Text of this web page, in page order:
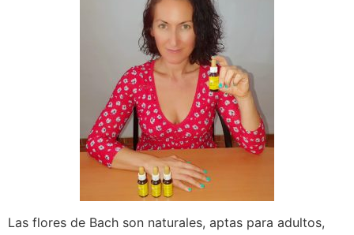
Las flores de Bach son naturales, aptas para adultos,